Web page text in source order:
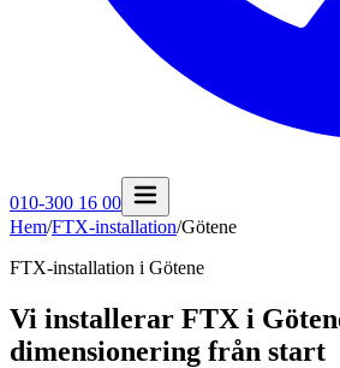
010-300 16 00
Hem/FTX-installation/Götene
FTX-installation i Götene
Vi installerar FTX i
dimensionering från start